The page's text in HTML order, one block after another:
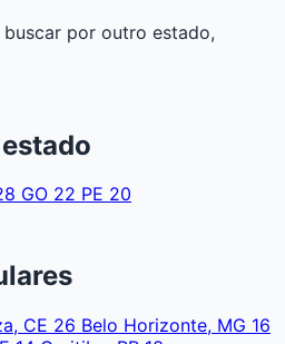
por outro estado,
GO 22 PE 20
CE 26 Belo Horizonte, MG 16